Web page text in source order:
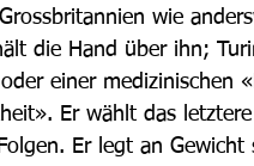
wie
die Hand über ihn;
einer medizinischen
Er wählt das
Er legt an